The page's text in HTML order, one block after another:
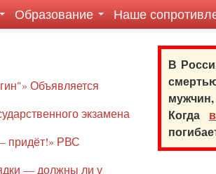
Образование Наше
Объявляется
экзамена
придёт!» РВС
— должны ли у
В
Когда